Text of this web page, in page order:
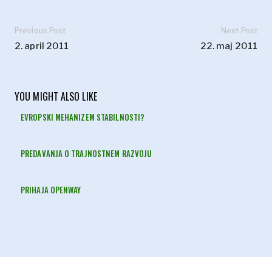
Previous Post
2. april 2011
Next Post
22. maj 2011
YOU MIGHT ALSO LIKE
EVROPSKI MEHANIZEM STABILNOSTI?
PREDAVANJA O TRAJNOSTNEM RAZVOJU
PRIHAJA OPENWAY